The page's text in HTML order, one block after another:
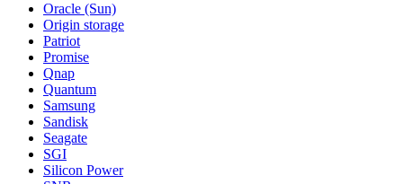
Oracle (Sun)
Origin storage
Patriot
Promise
Qnap
Quantum
Samsung
Sandisk
Seagate
SGI
Silicon Power